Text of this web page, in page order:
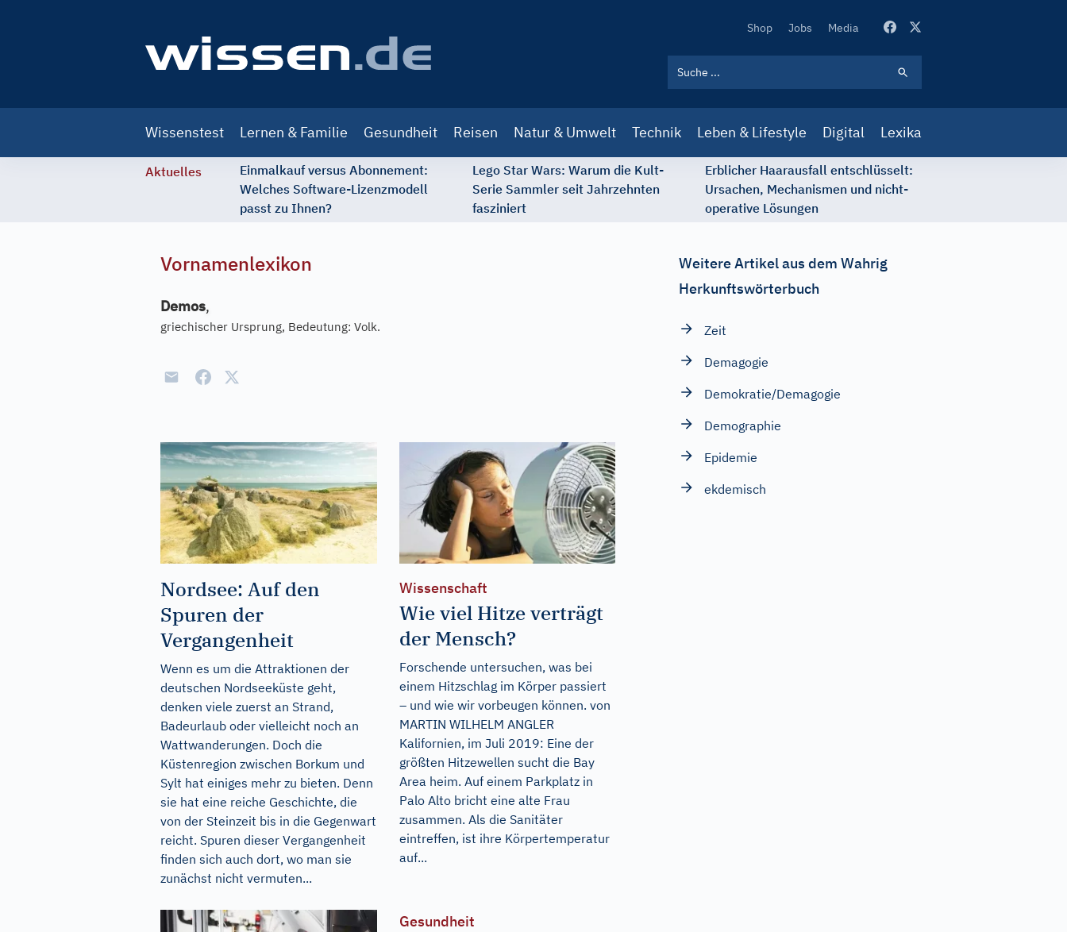
Secondary
Shop Jobs Media
navigation
Wissenstest Lernen & Familie Gesundheit Reisen Natur & Umwelt Technik Leben & Lifestyle Digital Lexika
Aktuelles
Einmalkauf versus Abonnement:
Welches Software-Lizenzmodell
passt zu Ihnen?
Lego Star Wars: Warum die Kult-
Serie Sammler seit Jahrzehnten
fasziniert
Erblicher Haarausfall entschlüsselt:
Ursachen, Mechanismen und nicht-
operative Lösungen
Vornamenlexikon
Demos,
griechischer Ursprung, Bedeutung: Volk.
Nordsee: Auf den
Spuren der
Vergangenheit
Wenn es um die Attraktionen der
deutschen Nordseeküste geht,
denken viele zuerst an Strand,
Badeurlaub oder vielleicht noch an
Wattwanderungen. Doch die
Küstenregion zwischen Borkum und
Sylt hat einiges mehr zu bieten. Denn
sie hat eine reiche Geschichte, die
von der Steinzeit bis in die Gegenwart
reicht. Spuren dieser Vergangenheit
finden sich auch dort, wo man sie
zunächst nicht vermuten...
Wissenschaft
Wie viel Hitze verträgt
der Mensch?
Forschende untersuchen, was bei
einem Hitzschlag im Körper passiert
– und wie wir vorbeugen können. von
MARTIN WILHELM ANGLER
Kalifornien, im Juli 2019: Eine der
größten Hitzewellen sucht die Bay
Area heim. Auf einem Parkplatz in
Palo Alto bricht eine alte Frau
zusammen. Als die Sanitäter
eintreffen, ist ihre Körpertemperatur
auf...
Gesundheit
Weitere Artikel aus dem Wahrig
Herkunftswörterbuch
Zeit
Demagogie
Demokratie/Demagogie
Demographie
Epidemie
ekdemisch